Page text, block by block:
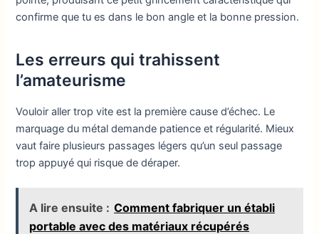
confirme que tu es dans le bon angle et la bonne pression.
Les erreurs qui trahissent
l’amateurisme
Vouloir aller trop vite est la première cause d’échec. Le
marquage du métal demande patience et régularité. Mieux
vaut faire plusieurs passages légers qu’un seul passage
trop appuyé qui risque de déraper.
A lire ensuite : Comment fabriquer un établi
portable avec des matériaux récupérés